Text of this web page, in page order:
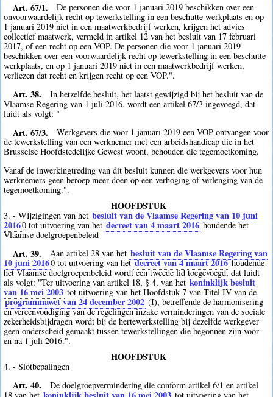
Art. 67/1.
De personen die voor 1 januari 2019 beschikken over een
onvoorwaardelijk recht op tewerkstelling in een beschutte werkplaats en op
1 januari 2019 niet in een maatwerkbedrijf werken, krijgen het advies
collectief maatwerk, vermeld in artikel 12 van het besluit van 17 februari
2017, of een recht op een VOP. De personen die voor 1 januari 2019
beschikken over een voorwaardelijk recht op tewerkstelling in een beschutte
werkplaats, en op 1 januari 2019 niet in een maatwerkbedrijf werken,
verliezen dat recht en krijgen recht op een VOP.".
Art. 38.
In hetzelfde besluit, het laatst gewijzigd bij het besluit van de
Vlaamse Regering van 1 juli 2016, wordt een artikel 67/3 ingevoegd, dat
luidt als volgt: "
Art. 67/3.
Werkgevers die voor 1 januari 2019 een VOP ontvangen voor
de tewerkstelling van een werknemer met een arbeidshandicap die in het
Brusselse Hoofdstedelijke Gewest woont, behouden die tegemoetkoming.
Vanaf de inwerkingtreding van dit besluit kunnen die werkgevers voor hun
werknemers geen beroep meer doen op een verhoging of verlenging van de
tegemoetkoming.".
HOOFDSTUK
3. - Wijzigingen van het besluit van de Vlaamse Regering van 10 juni
20160 tot uitvoering van hetdecreet van 4 maart 2016houdende het
Vlaamse doelgroepenbeleid
Art. 39. Aan artikel 28 van het besluit van de Vlaamse Regering van
10 juni 20160 tot uitvoering van hetdecreet van 4 maart 2016houdende
het Vlaamse doelgroepenbeleid wordt een tweede lid toegevoegd, dat luidt
als volgt: "Ter uitvoering van artikel 18, § 4, van het koninklijk besluit
van 16 mei 2003 tot uitvoering van het Hoofdstuk 7 van Titel IV van de
programmawet van 24 december 2002 (I), betreffende de harmonisering
en vereenvoudiging van de regelingen inzake verminderingen van de sociale
zekerheidsbijdragen wordt bij de hertewerkstelling bij dezelfde werkgever
geen onderscheid gemaakt tussen tewerkstellingen die begonnen zijn voor
en na 1 juli 2016.".
HOOFDSTUK
4. - Slotbepalingen
Art. 40.
De doelgroepvermindering die conform artikel 6/1 en artikel
18 van het
tot uitvoering van het